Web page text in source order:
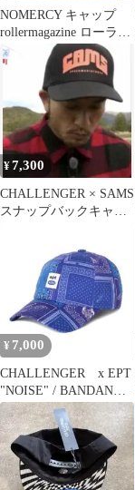
NOMERCY キャップ
rollermagazine ローラー
マガジン
¥7,300
CHALLENGER × SAMS
スナップバックキャッ
¥ 7,000
CHALLENGER x EPT
"NOISE" / BANDANA
CAP